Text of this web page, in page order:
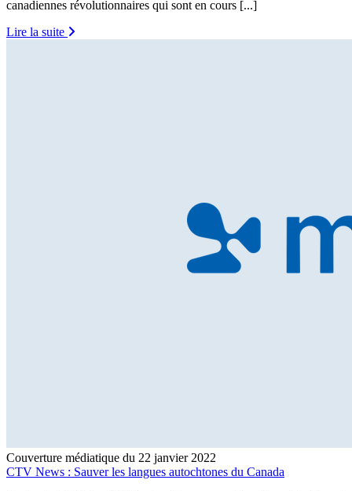
canadiennes révolutionnaires qui sont en cours [...]
Lire la suite
Couverture médiatique du 22 janvier 2022
CTV News : Sauver les langues autochtones du Canada